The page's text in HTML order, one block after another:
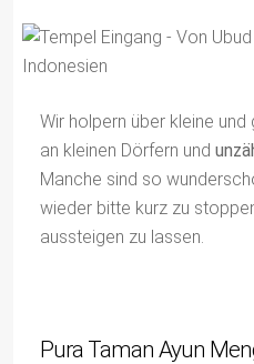
Wir holpern über kleine
an kleinen Dörfern und
Manche sind so
wieder bitte kurz zu
aussteigen zu lassen.
Pura Taman Ayun